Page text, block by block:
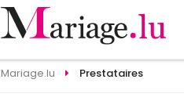
Mariage.lu Prestataires